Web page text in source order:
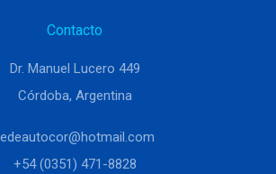
Contacto
Dr. Manuel Lucero 449
Córdoba, Argentina
+54 (0351) 471-8828